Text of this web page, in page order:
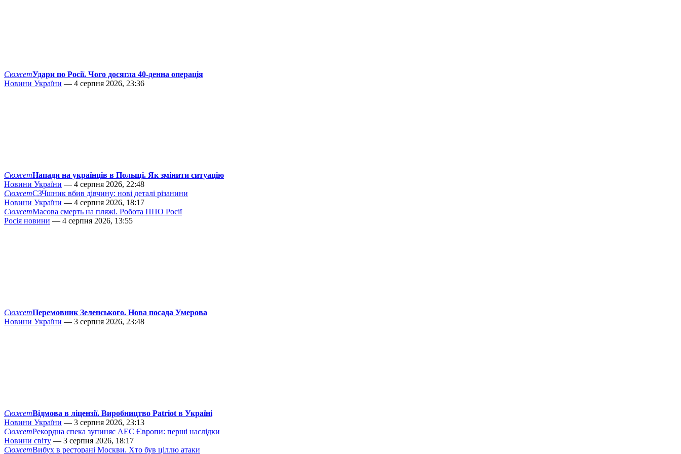
СюжетУдари по Росії. Чого досягла 40-денна операція
Новини України — 4 серпня 2026, 23:36
СюжетНапади на українців в Польщі. Як змінити ситуацію
Новини України — 4 серпня 2026, 22:48
СюжетСЗЧшник вбив дівчину: нові деталі різанини
Новини України — 4 серпня 2026, 18:17
СюжетМасова смерть на пляжі. Робота ППО Росії
Росія новини — 4 серпня 2026, 13:55
СюжетПеремовник Зеленського. Нова посада Умерова
Новини України — 3 серпня 2026, 23:48
СюжетВідмова в ліцензії. Виробництво Patriot в Україні
Новини України — 3 серпня 2026, 23:13
СюжетРекордна спека зупиняє АЕС Європи: перші наслідки
Новини світу — 3 серпня 2026, 18:17
СюжетВибух в ресторані Москви. Хто був ціллю атаки